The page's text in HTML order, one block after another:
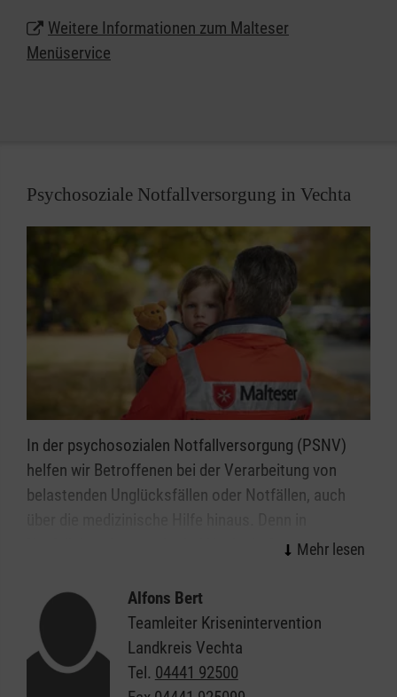
Weitere Informationen zum Malteser
Menüservice
Psychosoziale Notfallversorgung in Vechta
In der psychosozialen Notfallversorgung (PSNV)
helfen wir Betroffenen bei der Verarbeitung von
belastenden Unglücksfällen oder Notfällen, auch
Notfallsituationen oder bei Unglücksfällen reichen
oftmals nicht aus. Es handelt sich dabei nicht nur
um Unterstützung nach schwerwiegenden
Ereignissen für die Bevölkerung in Vechta, sondern
auch um die gezielte Fürsorge für unsere Helfenden
Alfons Bert
Teamleiter Krisenintervention
Landkreis Vechta
Tel. 04441 92500